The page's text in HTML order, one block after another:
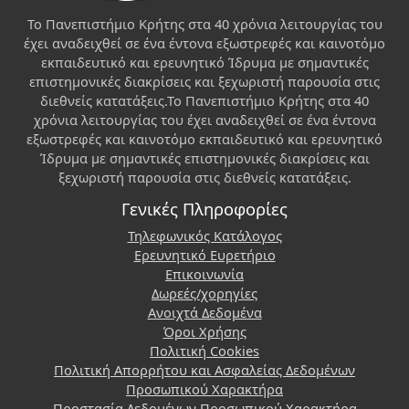
Το Πανεπιστήμιο Κρήτης στα 40 χρόνια λειτουργίας του
έχει αναδειχθεί σε ένα έντονα εξωστρεφές και καινοτόμο
εκπαιδευτικό και ερευνητικό Ίδρυμα με σημαντικές
επιστημονικές διακρίσεις και ξεχωριστή παρουσία στις
διεθνείς κατατάξεις.Το Πανεπιστήμιο Κρήτης στα 40
χρόνια λειτουργίας του έχει αναδειχθεί σε ένα έντονα
εξωστρεφές και καινοτόμο εκπαιδευτικό και ερευνητικό
Ίδρυμα με σημαντικές επιστημονικές διακρίσεις και
ξεχωριστή παρουσία στις διεθνείς κατατάξεις.
Γενικές Πληροφορίες
Τηλεφωνικός Κατάλογος
Ερευνητικό Ευρετήριο
Επικοινωνία
Δωρεές/χορηγίες
Ανοιχτά Δεδομένα
Όροι Χρήσης
Πολιτική Cookies
Πολιτική Απορρήτου και Ασφαλείας Δεδομένων
Προσωπικού Χαρακτήρα